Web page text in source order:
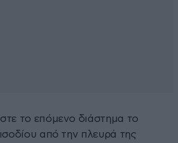
το επόμενο διάστημα το
από την πλευρά της